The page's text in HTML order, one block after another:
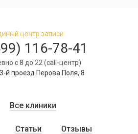
центр записи
116-78-41
с 8 до 22 (call-центр)
й проезд Перова Поля, 8
Все клиники
Статьи Отзывы